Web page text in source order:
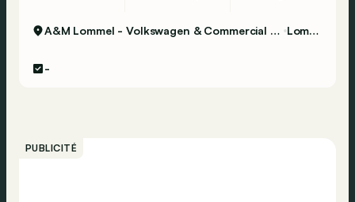
A&M Lommel - Volkswagen & Commercial Vehicles Lommel
-
PUBLICITÉ